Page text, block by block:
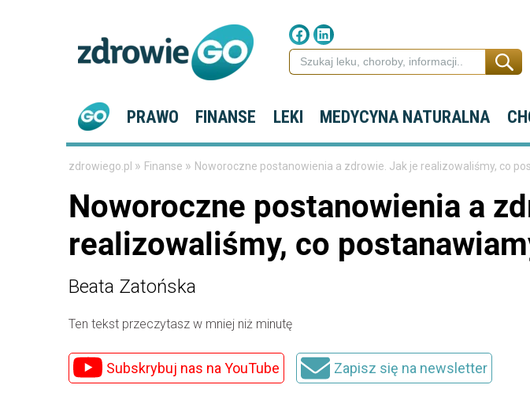
PRAWO FINANSE LEKI MEDYCYNA NATURALNA
zdrowiego.pl » Finanse » Noworoczne postanowienia a zdrowie. Jak je realizowaliśmy, co
Noworoczne postanowienia a
realizowaliśmy, co
Beata Zatońska
Ten tekst przeczytasz w mniej niż minutę
Subskrybuj nas na YouTube Zapisz się na newsletter